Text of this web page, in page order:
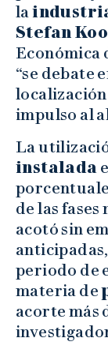
la
Stefan
Económica
“se debate
impulso al
La
instalada
de las
acotó sin
periodo de
materia de
acorte más